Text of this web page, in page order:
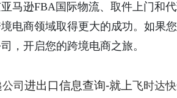
马逊FBA国际物流、取件上门和
电商领域取得更大的成功。如果
，开启您的跨境电商之旅。
司 进出口信息查询-就上 飞时达